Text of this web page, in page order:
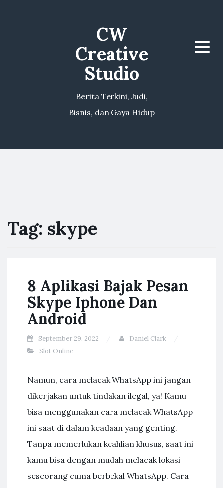
CW
Creative
Studio
Berita Terkini, Judi,
Bisnis, dan Gaya Hidup
Menu
Tag: skype
8 Aplikasi Bajak Pesan
Skype Iphone Dan
Android
September 29, 2022
Daniel Clark
Slot Online
Namun, cara melacak WhatsApp ini jangan
dikerjakan untuk tindakan ilegal, ya! Kamu
bisa menggunakan cara melacak WhatsApp
ini saat di dalam keadaan yang genting.
Tanpa memerlukan keahlian khusus, saat ini
kamu bisa dengan mudah melacak lokasi
seseorang cuma berbekal WhatsApp. Cara